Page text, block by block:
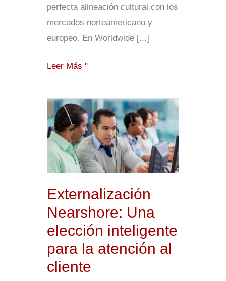
perfecta alineación cultural con los
mercados norteamericano y
europeo. En Worldwide [...]
Leer Más "
Externalización
Nearshore: Una
elección inteligente
para la atención al
cliente
Externalización
Nearshore:
Una
elección
inteligente
la
atención
al
cliente